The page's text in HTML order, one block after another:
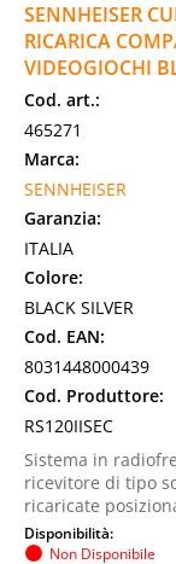
SENNHEISER
RICARICA
VIDEOGIOCHI
Cod. art.:
465271
Marca:
SENNHEISER
Garanzia:
ITALIA
Colore:
BLACK SILVER
Cod. EAN:
8031448000439
Cod. Produttore:
RS120IISEC
Sistema in
ricevitore di tipo
ricaricate
Disponibilità:
Non Disponibile